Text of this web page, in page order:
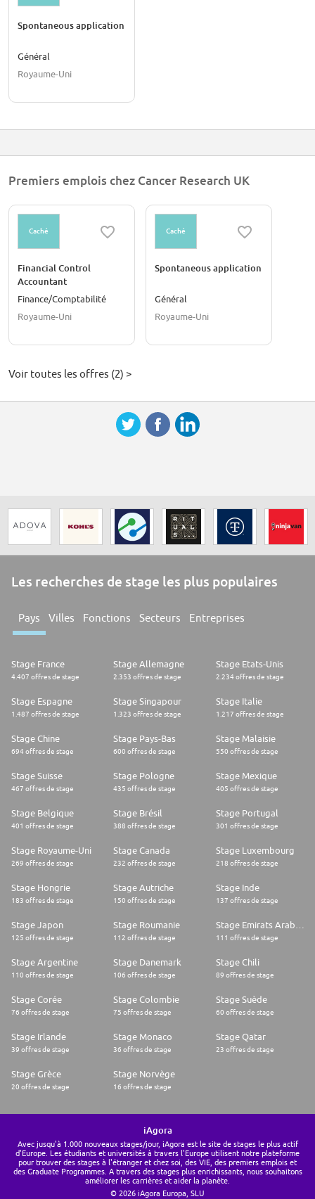
Spontaneous application
Général
Royaume-Uni
Premiers emplois chez Cancer Research UK
Caché
Financial Control
Accountant
Finance/Comptabilité
Royaume-Uni
Caché
Spontaneous application
Général
Royaume-Uni
Voir toutes les offres (2) >
Les recherches de stage les plus populaires
Pays Villes Fonctions Secteurs Entreprises
Stage France
4.407 offres de stage
Stage Allemagne
2.353 offres de stage
Stage Etats-Unis
2.234 offres de stage
Stage Espagne
1.487 offres de stage
Stage Singapour
1.323 offres de stage
Stage Italie
1.217 offres de stage
Stage Chine
694 offres de stage
Stage Pays-Bas
600 offres de stage
Stage Malaisie
550 offres de stage
Stage Suisse
467 offres de stage
Stage Pologne
435 offres de stage
Stage Mexique
405 offres de stage
Stage Belgique
401 offres de stage
Stage Brésil
388 offres de stage
Stage Portugal
301 offres de stage
Stage Royaume-Uni
269 offres de stage
Stage Canada
232 offres de stage
Stage Luxembourg
218 offres de stage
Stage Hongrie
183 offres de stage
Stage Autriche
150 offres de stage
Stage Inde
137 offres de stage
Stage Japon
125 offres de stage
Stage Roumanie
112 offres de stage 111 offres de stage
Stage Argentine
110 offres de stage
Stage Danemark
106 offres de stage
Stage Chili
89 offres de stage
Stage Corée
76 offres de stage
Stage Colombie
75 offres de stage
Stage Suède
60 offres de stage
Stage Irlande
39 offres de stage
Stage Monaco
36 offres de stage
Stage Qatar
23 offres de stage
Stage Grèce
20 offres de stage
Stage Norvège
16 offres de stage
iAgora
Avec jusqu'à 1.000 nouveaux stages/jour, iAgora est le site de stages le plus actif
d'Europe. Les étudiants et universités à travers l'Europe utilisent notre plateforme
pour trouver des stages à l'étranger et chez soi, des VIE, des premiers emplois et
des Graduate Programmes. A travers des stages plus enrichissants, nous souhaitons
améliorer les carrières et aider la planète.
© 2026 iAgora Europa, SLU